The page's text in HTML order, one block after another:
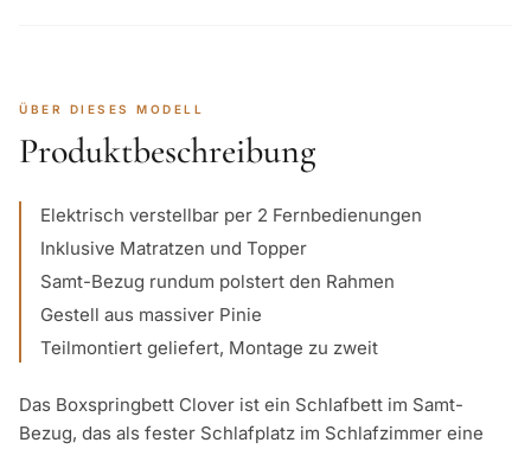
ÜBER DIESES MODELL
Produktbeschreibung
Elektrisch verstellbar per 2 Fernbedienungen
Inklusive Matratzen und Topper
Samt-Bezug rundum polstert den Rahmen
Gestell aus massiver Pinie
Teilmontiert geliefert, Montage zu zweit
Das Boxspringbett Clover ist ein Schlafbett im Samt-
Bezug, das als fester Schlafplatz im Schlafzimmer eine